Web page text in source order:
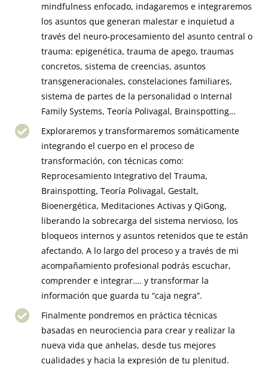
mindfulness enfocado, indagaremos e integraremos
los asuntos que generan malestar e inquietud a
través del neuro-procesamiento del asunto central o
trauma: epigenética, trauma de apego, traumas
concretos, sistema de creencias, asuntos
transgeneracionales, constelaciones familiares,
sistema de partes de la personalidad o Internal
Family Systems, Teoría Polivagal, Brainspotting…
Exploraremos y transformaremos somáticamente
integrando el cuerpo en el proceso de
transformación, con técnicas como:
Reprocesamiento Integrativo del Trauma,
Brainspotting, Teoría Polivagal, Gestalt,
Bioenergética, Meditaciones Activas y QiGong,
liberando la sobrecarga del sistema nervioso, los
bloqueos internos y asuntos retenidos que te están
afectando. A lo largo del proceso y a través de mi
acompañamiento profesional podrás escuchar,
comprender e integrar…. y transformar la
información que guarda tu “caja negra”.
Finalmente pondremos en práctica técnicas
basadas en neurociencia para crear y realizar la
nueva vida que anhelas, desde tus mejores
cualidades y hacia la expresión de tu plenitud.